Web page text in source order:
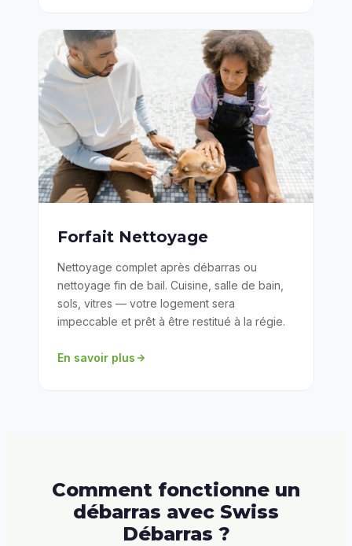
Forfait Nettoyage
Nettoyage complet après débarras ou
nettoyage fin de bail. Cuisine, salle de bain,
sols, vitres — votre logement sera
impeccable et prêt à être restitué à la régie.
En savoir plus
Comment fonctionne un
débarras avec Swiss
Débarras ?